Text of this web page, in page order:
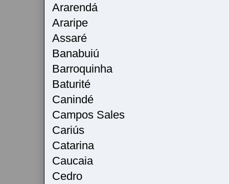
Ararendá
Araripe
Assaré
Banabuiú
Barroquinha
Baturité
Canindé
Campos Sales
Cariús
Catarina
Caucaia
Cedro